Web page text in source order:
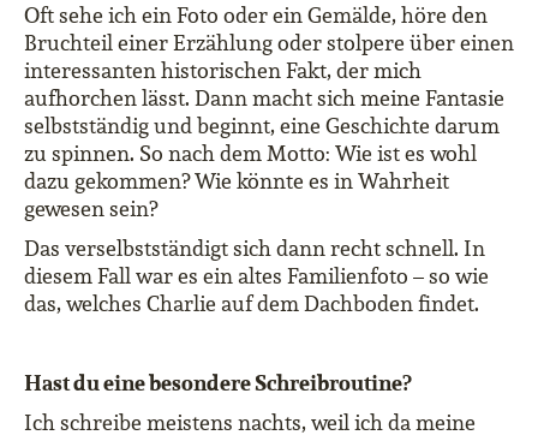
Oft sehe ich ein Foto oder ein Gemälde, höre den
Bruchteil einer Erzählung oder stolpere über einen
interessanten historischen Fakt, der mich
aufhorchen lässt. Dann macht sich meine Fantasie
selbstständig und beginnt, eine Geschichte darum
zu spinnen. So nach dem Motto: Wie ist es wohl
dazu gekommen? Wie könnte es in Wahrheit
gewesen sein?
Das verselbstständigt sich dann recht schnell. In
diesem Fall war es ein altes Familienfoto – so wie
das, welches Charlie auf dem Dachboden findet.
Hast du eine besondere Schreibroutine?
Ich schreibe meistens nachts, weil ich da meine